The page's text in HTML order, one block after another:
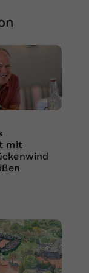
mit